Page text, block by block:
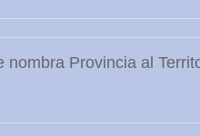
nombra Provincia al